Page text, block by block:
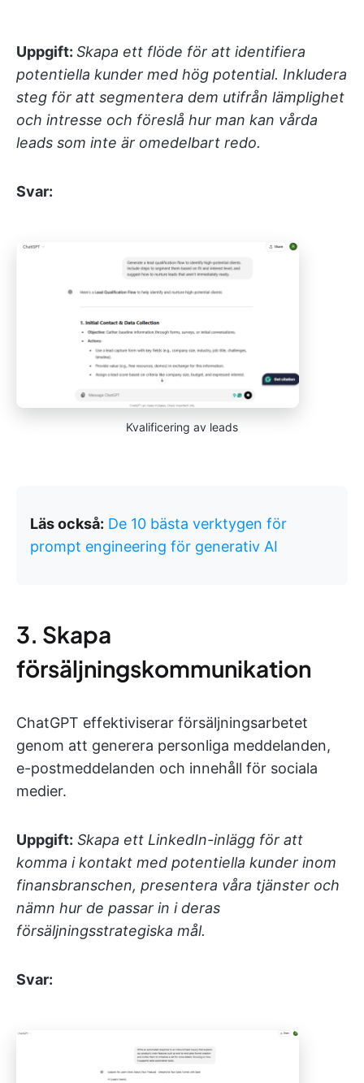
Uppgift: Skapa ett flöde för att identifiera
potentiella kunder med hög potential. Inkludera
steg för att segmentera dem utifrån lämplighet
och intresse och föreslå hur man kan vårda
leads som inte är omedelbart redo.
Svar:
Kvalificering av leads
Läs också: De 10 bästa verktygen för
prompt engineering för generativ AI
3. Skapa
försäljningskommunikation
ChatGPT effektiviserar försäljningsarbetet
genom att generera personliga meddelanden,
e-postmeddelanden och innehåll för sociala
medier.
Uppgift: Skapa ett LinkedIn-inlägg för att
komma i kontakt med potentiella kunder inom
finansbranschen, presentera våra tjänster och
nämn hur de passar in i deras
försäljningsstrategiska mål.
Svar: